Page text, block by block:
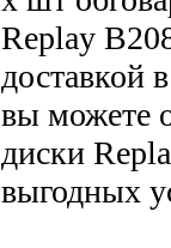
Replay
доставкой
вы можете
диски
выгодных